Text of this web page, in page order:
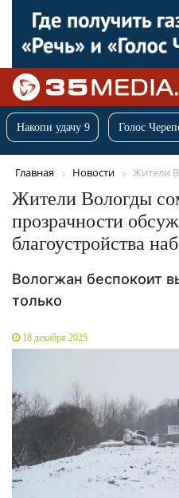
Накопи удачу 9 Голос
Главная Новости Жители
Жители Вологды
прозрачности
благоустройства
Вологжан беспокоит
только
18 декабря 2025